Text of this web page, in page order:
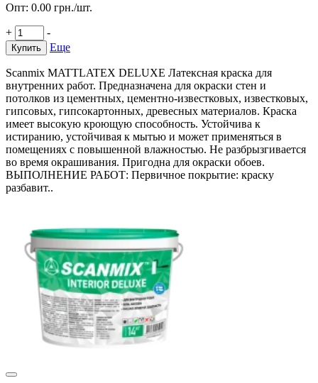
Опт: 0.00 грн./шт.
+ -
Купить Еще
Scanmix MATTLATEX DELUXE Латексная краска для
внутренних работ. Предназначена для окраски стен и
потолков из цементных, цементно-известковых, известковых,
гипсовых, гипсокартонных, древесных материалов. Краска
имеет высокую кроющую способность. Устойчива к
истиранию, устойчивая к мытью и может применяться в
помещениях с повышенной влажностью. Не разбрызгивается
во время окрашивания. Пригодна для окраски обоев.
ВЫПОЛНЕНИЕ РАБОТ: Первичное покрытие: краску
разбавит..